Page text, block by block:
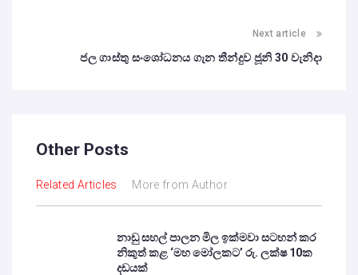
Next article
ජල ගාස්තු සංශෝධනය ගැන තීන්දුව ජූනි 30 වැනිදා
Other Posts
Related Articles More from Author
නාඩු සහල් පාලන මිල ඉක්මවා සටහන් කර
නිකුත් කළ ‘මහ මෝලකට’ රු. ලක්ෂ 10ක
දඩයක්